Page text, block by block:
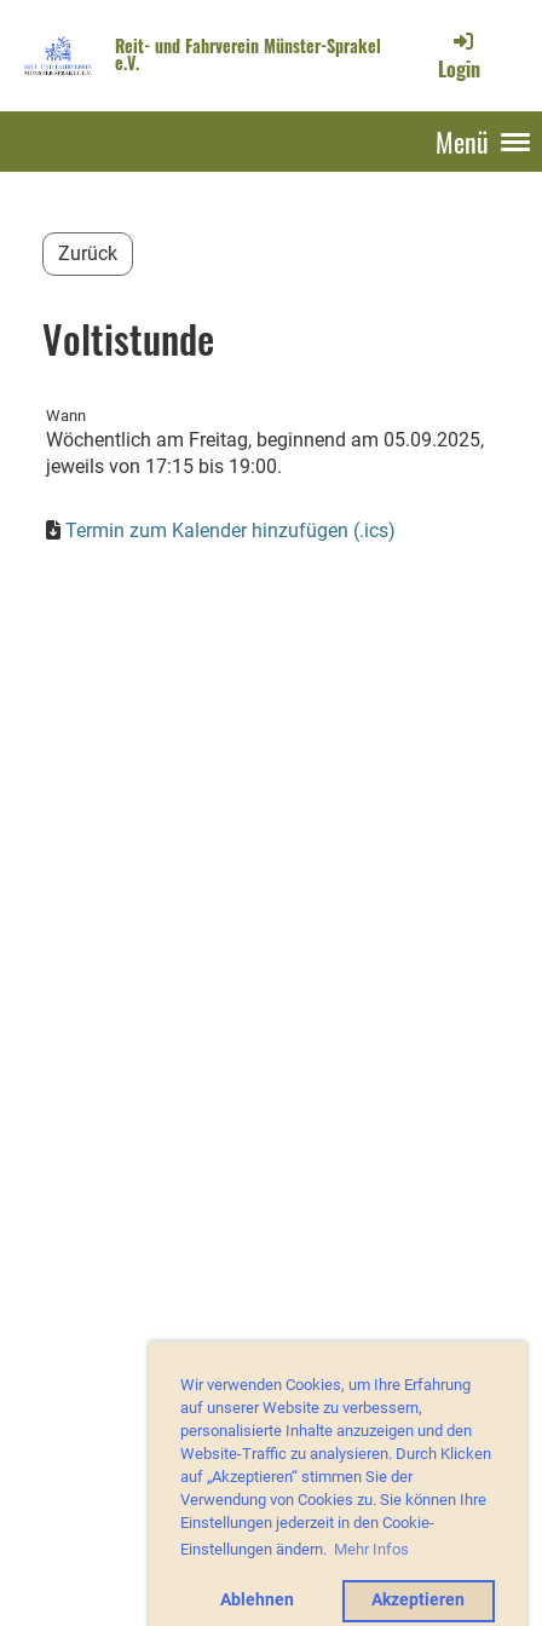
Wir verwenden Cookies, um Ihre Erfahrung
auf unserer Website zu verbessern,
personalisierte Inhalte anzuzeigen und den
Website-Traffic zu analysieren. Durch Klicken
auf „Akzeptieren“ stimmen Sie der
Verwendung von Cookies zu. Sie können Ihre
Einstellungen jederzeit in den Cookie-
Einstellungen ändern. Mehr Infos
Ablehnen Akzeptieren
Reit- und Fahrverein Münster-Sprakel
e.V. Login
Menü
Zurück
Voltistunde
Wann
Wöchentlich am Freitag, beginnend am 05.09.2025,
jeweils von 17:15 bis 19:00.
Termin zum Kalender hinzufügen (.ics)